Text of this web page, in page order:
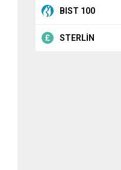
BIST 100
STERLİN